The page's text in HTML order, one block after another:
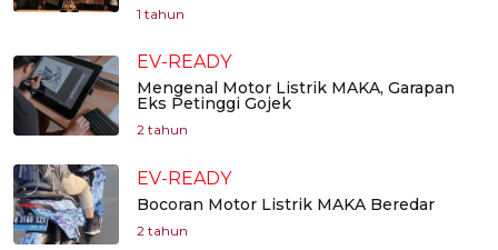
1 tahun
EV-READY
Mengenal Motor Listrik MAKA, Garapan
Eks Petinggi Gojek
2 tahun
EV-READY
Bocoran Motor Listrik MAKA Beredar
2 tahun